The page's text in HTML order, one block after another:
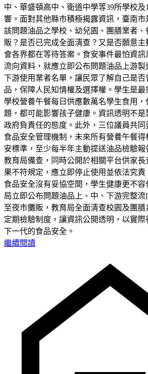
中、華盛頓高中、衛道中學等39所學校
響。面對其他縣市積極揭露資訊，臺南市
該問題油品之學校、幼兒園、團膳業者
販？是否已完成全面清查？又是否願意
會各界都在等待答案。食安事件最怕資
流向資料，就應立即公布問題油品上游
下游使用業者名單，讓民眾了解自己是
品，保障人民知情權及選擇權。學生是最
學校營養午餐每日供應數萬名學生食用，
題，都可能影響孩子健康。資訊透明不
政府負責任的態度。此外，三位議員共同
食品安全管理機制，未來所有營養午餐
安標準，至少每半年主動提送油品檢驗
教育局備查，同時公開於相關平台供家
果不符規定，應立即停止使用並依法究責
食品安全沒有妥協空間，學生健康更不
局立即公布問題油品上、中、下游完整
至夜市攤販，教育局全面清查校園及團
定期檢驗制度，讓資訊公開透明，以實
下一代的食品安全。
繼續閱讀